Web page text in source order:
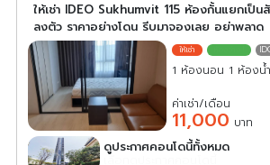
ให้เช่า IDEO Sukhumvit 115 ห้องกั้นแยกเป็
ลงตัว ราคาอย่างโดน รีบมาจองเลย อย่าพลาด
1 ห้องนอน 1 ห้องน้
ค่าเช่า/เดือน
11,000 บาท
ดูประกาศคอนโดนี้ทั้งหมด